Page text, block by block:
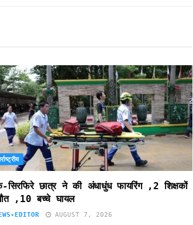
सिरफिरे छात्र ने की अंधाधुंध फायरिंग ,2 शिक्षकों
,10 बच्चे घायल
EDITOR AUGUST 7, 2026